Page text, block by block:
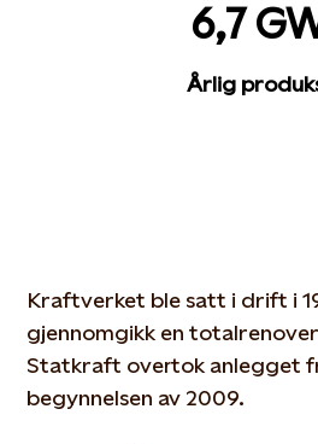
6,7
Årlig
Kraftverket ble satt i drift i
gjennomgikk en
Statkraft overtok anlegget
begynnelsen av 2009.